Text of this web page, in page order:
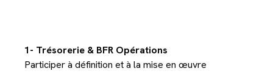
1- Trésorerie & BFR Opérations
Participer à définition et à la mise en œuvre